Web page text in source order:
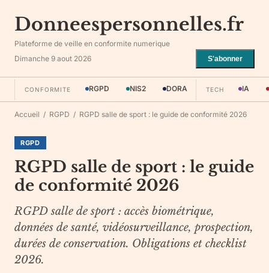
Donneespersonnelles.fr
Plateforme de veille en conformite numerique
Dimanche 9 aout 2026
S'abonner
CONFORMITE RGPD NIS2 DORA TECH IA
Accueil / RGPD / RGPD salle de sport : le guide de conformité 2026
RGPD
RGPD salle de sport : le guide
de conformité 2026
RGPD salle de sport : accès biométrique,
données de santé, vidéosurveillance, prospection,
durées de conservation. Obligations et checklist
2026.